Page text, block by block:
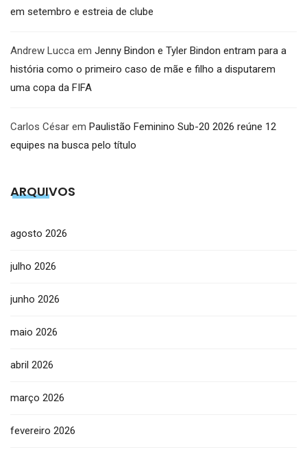
em setembro e estreia de clube
Andrew Lucca em Jenny Bindon e Tyler Bindon entram para a
história como o primeiro caso de mãe e filho a disputarem
uma copa da FIFA
Carlos César em Paulistão Feminino Sub-20 2026 reúne 12
equipes na busca pelo título
ARQUIVOS
agosto 2026
julho 2026
junho 2026
maio 2026
abril 2026
março 2026
fevereiro 2026